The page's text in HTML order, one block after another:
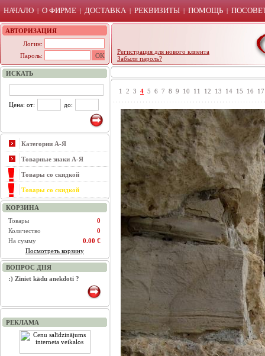
НАЧАЛО | О ФИРМЕ | ДОСТАВКА | РЕКВИЗИТЫ | ПОМОЩЬ |
АВТОРИЗАЦИЯ
Логин:
Пароль:
Регистрация для нового клиента
Забыли пароль?
ИСКАТЬ
Цена: от: до:
Категории А-Я
Товарные знаки А-Я
Товары со скидкой
Товары со скидкой
КОРЗИНА
Товары
0
Количество
0
На сумму
0.00 €
Посмотреть корзину
ВОПРОС ДНЯ
:) Ziniet kādu anekdoti ?
РЕКЛАМА
1 2 3 4 5 6 7 8 9 10 11 12 13 14 15 16 17